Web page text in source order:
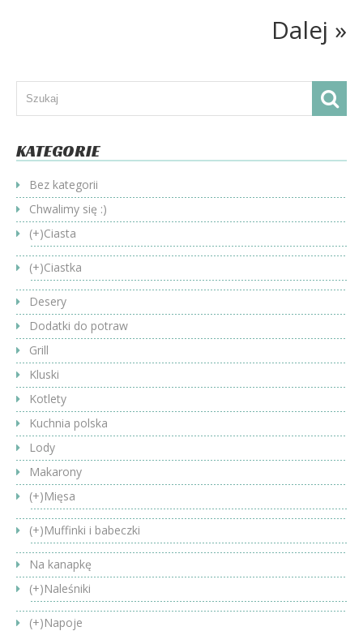
Dalej »
KATEGORIE
Bez kategorii
Chwalimy się :)
(+)Ciasta
(+)Ciastka
Desery
Dodatki do potraw
Grill
Kluski
Kotlety
Kuchnia polska
Lody
Makarony
(+)Mięsa
(+)Muffinki i babeczki
Na kanapkę
(+)Naleśniki
(+)Napoje